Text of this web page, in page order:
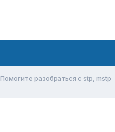
Помогите разобраться с stp, mstp